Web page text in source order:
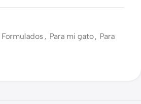
Formulados , Para mi gato, Para